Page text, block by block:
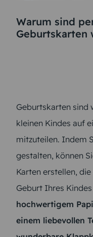
Warum sind
Geburtskarten
Geburtskarten sind
kleinen Kindes auf
mitzuteilen. Indem
gestalten, können
Karten erstellen,
Geburt Ihres
hochwertigem
einem liebevollen